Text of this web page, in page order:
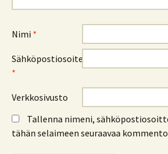
Nimi *
Sähköpostiosoite
*
Verkkosivusto
Tallenna nimeni,
tähän selaimeen seuraavaa